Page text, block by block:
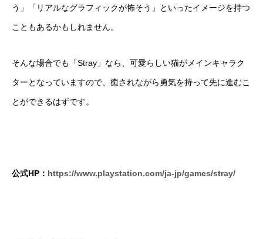
う」「リアルなグラフィックが怖そう」といったイメージを持つ
こともあるかもしれません。
そんな場合でも「Stray」なら、可愛らしい猫がメインキャラク
ターとなっていますので、癒されながら勇気を持って先に進むこ
とができるはずです。
公式HP： https://www.playstation.com/ja-jp/games/stray/